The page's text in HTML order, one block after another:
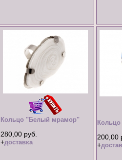
Кольцо "Белый мрамор"
280,00 руб.
+доставка
200,00
+